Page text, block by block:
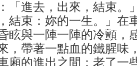
「進去，出來，結束。
結束：妳的一生。」在
眩​與一陣一陣的冷顫，
，帶著一點​血的鐵腥味
廂的進出之間：老了​一